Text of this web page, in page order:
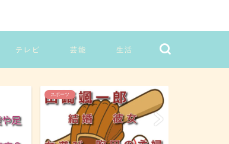
テレビ 芸能 生活
スポーツ